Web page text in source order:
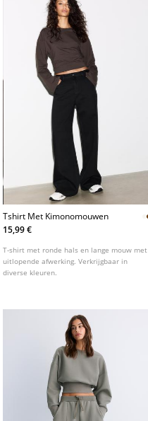
Tshirt Met Kimonomouwen
15,99 €
T-shirt met ronde hals en lange mouw met
uitlopende afwerking. Verkrijgbaar in
diverse kleuren.